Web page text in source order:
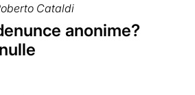
Cataldi
anonime?